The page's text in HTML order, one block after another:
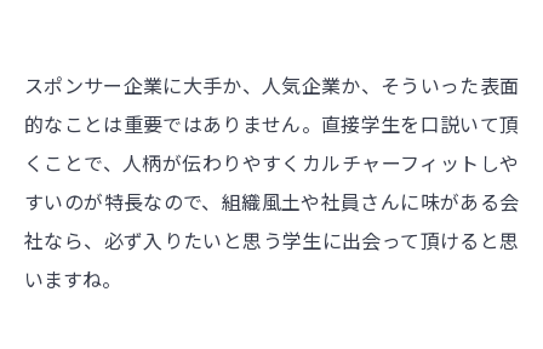
スポンサー企業に大手か、人気企業か、そういった表面
的なことは重要ではありません。直接学生を口説いて頂
くことで、人柄が伝わりやすくカルチャーフィットしや
すいのが特長なので、組織風土や社員さんに味がある会
社なら、必ず入りたいと思う学生に出会って頂けると思
いますね。